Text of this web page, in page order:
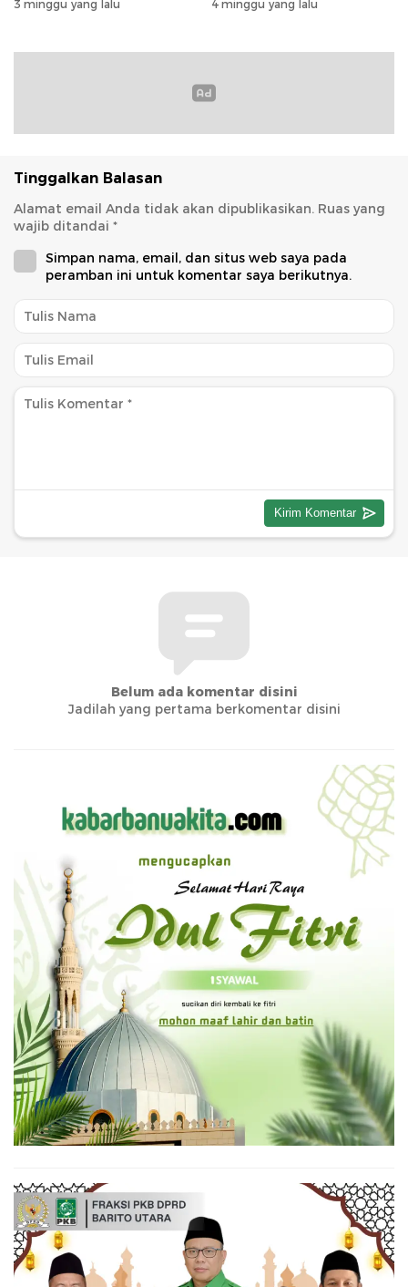
3 minggu yang lalu 4 minggu yang lalu
Tinggalkan Balasan
Alamat email Anda tidak akan dipublikasikan. Ruas yang
wajib ditandai *
Simpan nama, email, dan situs web saya pada
peramban ini untuk komentar saya berikutnya.
Belum ada komentar disini
Jadilah yang pertama berkomentar disini